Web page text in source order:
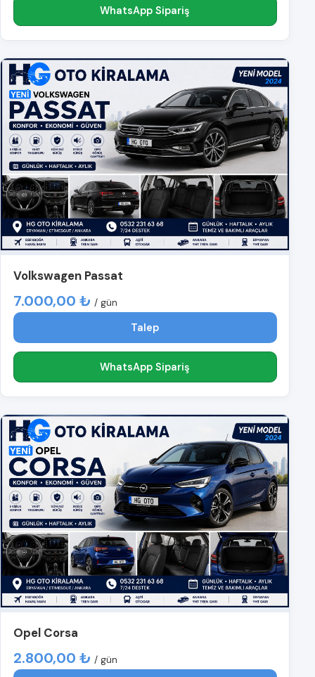
WhatsApp Sipariş
Volkswagen Passat
7.000,00 ₺ / gün
Talep
WhatsApp Sipariş
Opel Corsa
2.800,00 ₺ / gün